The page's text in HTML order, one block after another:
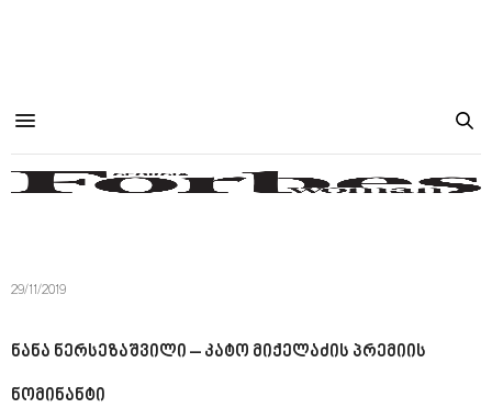
29/11/2019
ნანა ნერსეზაშვილი – კატო მიქელაძის პრემიის
ნომინანტი